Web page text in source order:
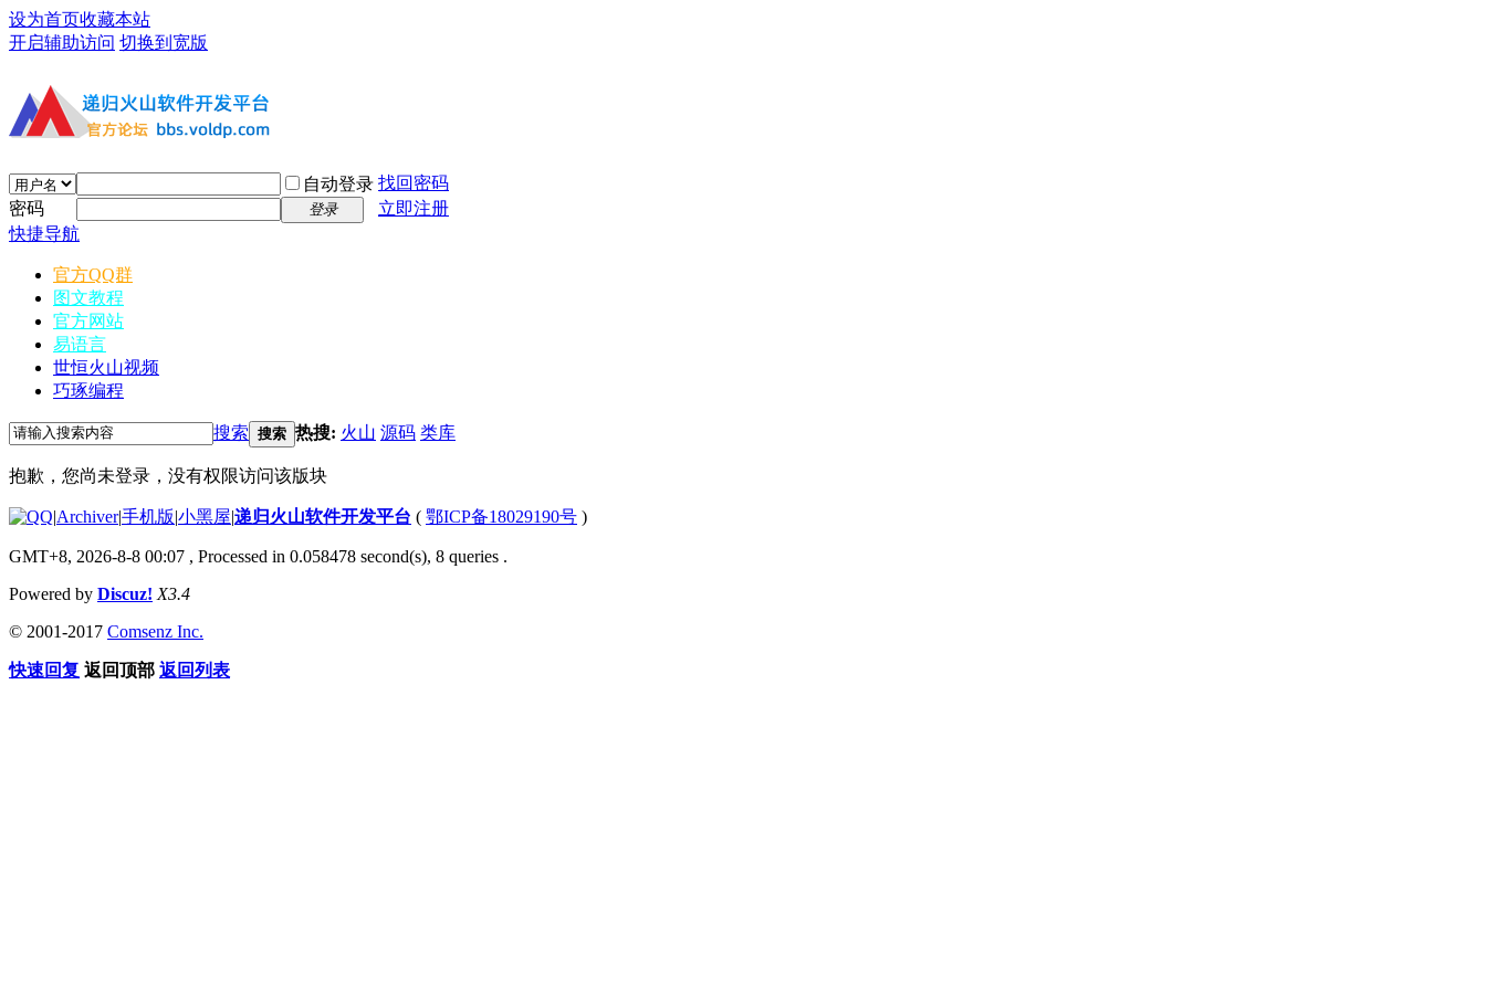
设为首页收藏本站
开启辅助访问 切换到宽版
自动登录 找回密码
密码
登录
立即注册
快捷导航
官方QQ群
图文教程
官方网站
易语言
世恒火山视频
巧琢编程
搜索 搜索 热搜: 火山 源码 类库
抱歉，您尚未登录，没有权限访问该版块
|Archiver|手机版|小黑屋|递归火山软件开发平台 ( 鄂ICP备18029190号 )
GMT+8, 2026-8-8 00:07 , Processed in 0.058478 second(s), 8 queries .
Powered by Discuz! X3.4
© 2001-2017 Comsenz Inc.
快速回复 返回顶部 返回列表